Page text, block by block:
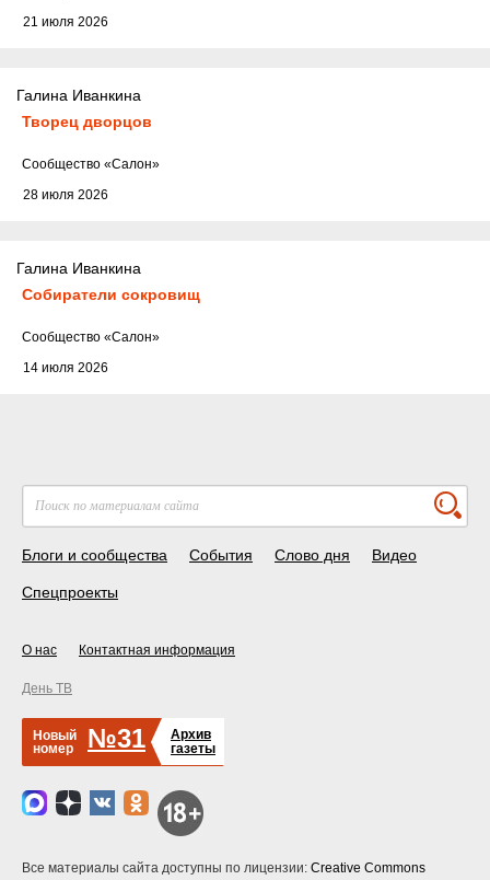
21 июля 2026
Галина Иванкина
Творец дворцов
28 июля 2026
Cообщество «Салон»
Галина Иванкина
Собиратели сокровищ
14 июля 2026
Cообщество «Салон»
Блоги и сообщества События Слово дня Видео
Спецпроекты
О нас Контактная информация
День ТВ
Новый
номер
№31
Архив
газеты
Все материалы сайта доступны по лицензии: Creative Commons